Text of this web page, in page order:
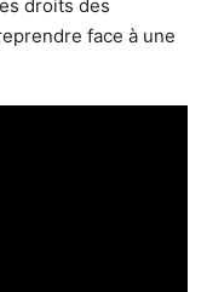
droits des
face à une